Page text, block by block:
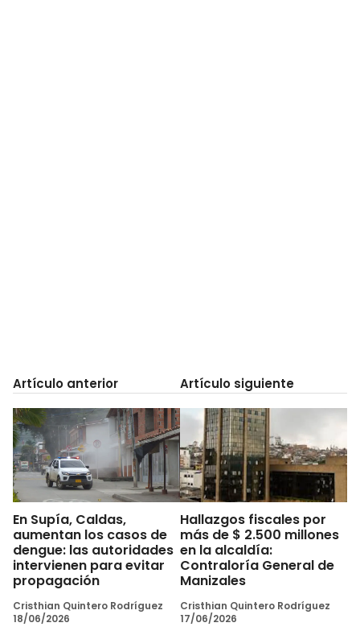
Artículo anterior
En Supía, Caldas,
aumentan los casos de
dengue: las autoridades
intervienen para evitar
propagación
Cristhian Quintero Rodríguez
18/06/2026
Artículo siguiente
Hallazgos fiscales por
más de $ 2.500 millones
en la alcaldía:
Contraloría General de
Manizales
Cristhian Quintero Rodríguez
17/06/2026